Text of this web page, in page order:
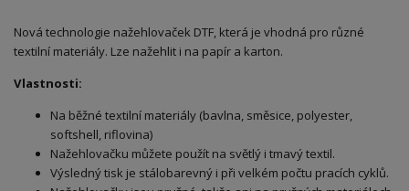
Nová technologie nažehlovaček DTF, která je vhodná pro různé
textilní materiály. Lze nažehlit i na papír a karton.
Vlastnosti:
Na běžné textilní materiály (bavlna, směsice, polyester,
softshell, riflovina)
Nažehlovačku můžete použít na světlý i tmavý textil.
Výsledný tisk je stálobarevný i při velkém počtu pracích cyklů.